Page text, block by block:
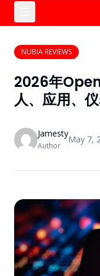
NUBIA REVIEWS
2026年
人、应用、
Jamesty
Author
May 7,